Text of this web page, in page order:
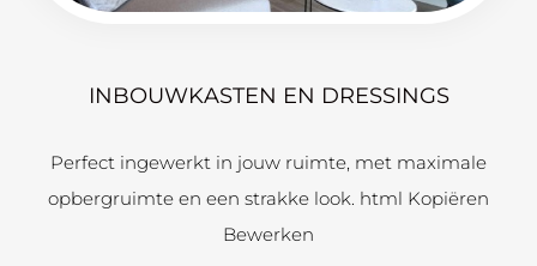
INBOUWKASTEN EN DRESSINGS
Perfect ingewerkt in jouw ruimte, met maximale
opbergruimte en een strakke look. html Kopiëren
Bewerken